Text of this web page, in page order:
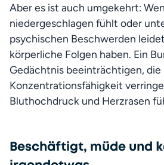
Aber es ist auch umgekehrt:
niedergeschlagen fühlt oder
psychischen Beschwerden
körperliche Folgen haben. Ein
Gedächtnis beeinträchtigen, die
Konzentrationsfähigkeit
Bluthochdruck und Herzrasen
Beschäftigt, müde und